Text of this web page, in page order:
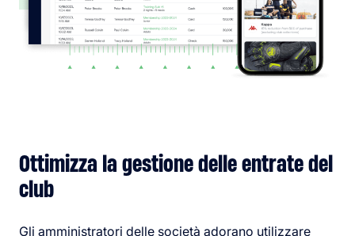
Ottimizza la gestione delle entrate del
club
Gli amministratori delle società adorano utilizzare